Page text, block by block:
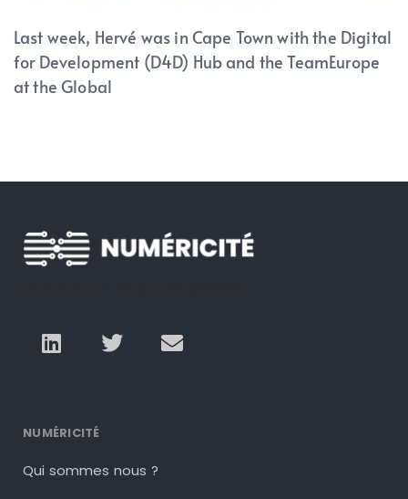
Last week, Hervé was in Cape Town with the Digital
for Development (D4D) Hub and the TeamEurope
at the Global
NUMÉRICITÉ
Qui sommes nous ?